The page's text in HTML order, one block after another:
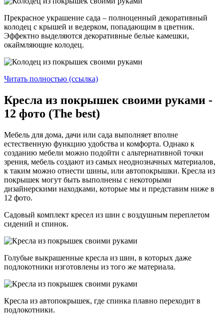
Прекрасное украшение сада – полноценный декоративный
колодец с крышей и ведерком, попадающим в цветник.
Эффектно выделяются декоративные белые камешки,
окаймляющие колодец.
Читать полностью (ссылка)
Кресла из покрышек своими руками -
12 фото (The best)
Мебель для дома, дачи или сада выполняет вполне
естественную функцию удобства и комфорта. Однако к
созданию мебели можно подойти с альтернативной точки
зрения, мебель создают из самых неоднозначных материалов,
к таким можно отнести шины, или автопокрышки. Кресла из
покрышек могут быть выполнены с некоторыми
дизайнерскими находками, которые мы и представим ниже в
12 фото.
Садовый комплект кресел из шин с воздушным переплетом
сидений и спинок.
Голубые выкрашенные кресла из шин, в которых даже
подлокотники изготовлены из того же материала.
Кресла из автопокрышек, где спинка плавно переходит в
подлокотники.